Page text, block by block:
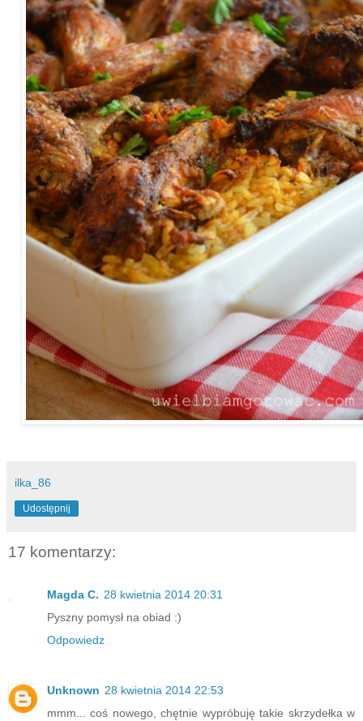
ilka_86
Udostępnij
17 komentarzy:
Magda C. 28 kwietnia 2014 20:31
Pyszny pomysł na obiad :)
Odpowiedz
Unknown 28 kwietnia 2014 22:53
mmm... coś nowego, chętnie wypróbuję takie skrzydełka w